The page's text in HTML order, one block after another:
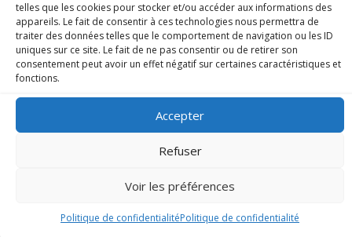
telles que les cookies pour stocker et/ou accéder aux informations des
appareils. Le fait de consentir à ces technologies nous permettra de
traiter des données telles que le comportement de navigation ou les ID
uniques sur ce site. Le fait de ne pas consentir ou de retirer son
consentement peut avoir un effet négatif sur certaines caractéristiques et
fonctions.
Accepter
Refuser
Voir les préférences
Politique de confidentialitéPolitique de confidentialité
LAISSER UN COMMENTAIRE